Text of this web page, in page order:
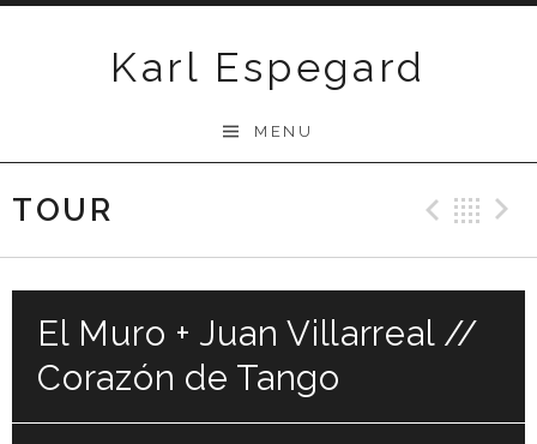
Karl Espegard
MENU
TOUR
El Muro + Juan Villarreal //
Corazón de Tango